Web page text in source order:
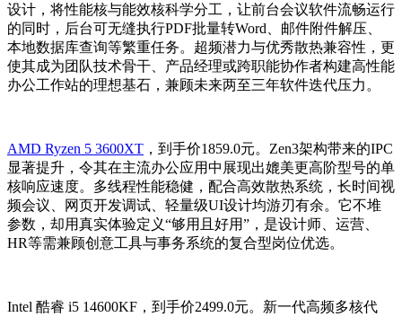
设计，将性能核与能效核科学分工，让前台会议软件流畅运行
的同时，后台可无缝执行PDF批量转Word、邮件附件解压、
本地数据库查询等繁重任务。超频潜力与优秀散热兼容性，更
使其成为团队技术骨干、产品经理或跨职能协作者构建高性能
办公工作站的理想基石，兼顾未来两至三年软件迭代压力。
AMD Ryzen 5 3600XT ，到手价1859.0元。Zen3架构带来的IPC
显著提升，令其在主流办公应用中展现出媲美更高阶型号的单
核响应速度。多线程性能稳健，配合高效散热系统，长时间视
频会议、网页开发调试、轻量级UI设计均游刃有余。它不堆
参数，却用真实体验定义“够用且好用”，是设计师、运营、
HR等需兼顾创意工具与事务系统的复合型岗位优选。
Intel 酷睿 i5 14600KF，到手价2499.0元。新一代高频多核代